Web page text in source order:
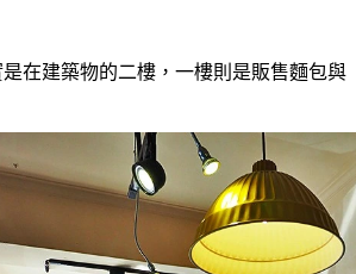
在建築物的二樓，一樓則是販售麵包與